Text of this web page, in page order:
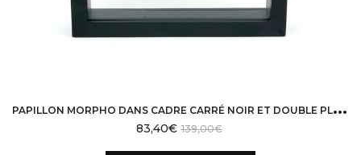
P
APILLON MORPHO DANS CADRE CARRÉ NOIR ET DOUBLE PLAQUE DE VERRE
139,00€
83,40€